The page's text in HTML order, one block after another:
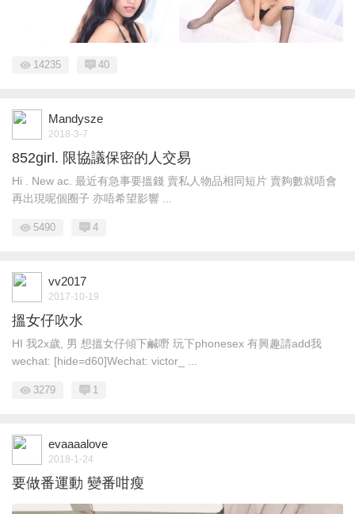
14235 40
Mandysze
2018-3-7
852girl. 限協議保密的人交易
Hi . New ac. 最近有急事要搵錢 賣私人物品相同短片 賣夠數就唔會
再出現呢個圈子 亦唔希望影響 ...
5490 4
vv2017
2017-10-19
搵女仔吹水
HI 我2x歲, 男 想搵女仔傾下鹹嘢 玩下phonesex 有興趣請add我
wechat: [hide=d60]Wechat: victor_ ...
3279 1
evaaaalove
2018-1-24
要做番運動 變番咁瘦